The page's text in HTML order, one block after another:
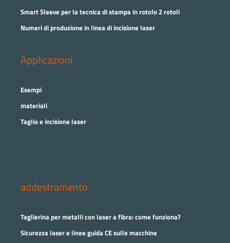
Smart Sleeve per la tecnica di stampa in rotolo 2 rotoli
Numeri di produzione in linea di incisione laser
Applicazioni
Esempi
materiali
Taglio e incisione laser
addestramento
Taglierina per metalli con laser a fibra: come funziona?
Sicurezza laser e linee guida CE sulle macchine